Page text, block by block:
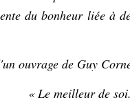
du bonheur liée à
ouvrage de Guy
« Le meilleur de